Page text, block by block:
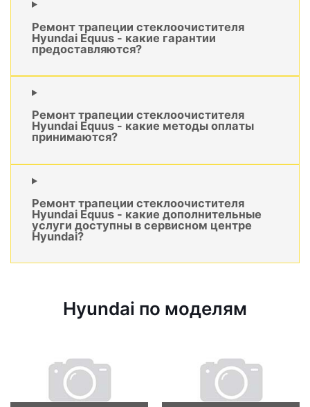
Ремонт трапеции стеклоочистителя
Hyundai Equus - какие гарантии
предоставляются?
Ремонт трапеции стеклоочистителя
Hyundai Equus - какие методы оплаты
принимаются?
Ремонт трапеции стеклоочистителя
Hyundai Equus - какие дополнительные
услуги доступны в сервисном центре
Hyundai?
Hyundai по моделям